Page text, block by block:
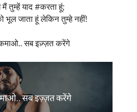
तुम्हें याद #करता हूं;
भूल जाता हूं लेकिन तुम्हे नहीं!
सब इज़्ज़त करेंगे